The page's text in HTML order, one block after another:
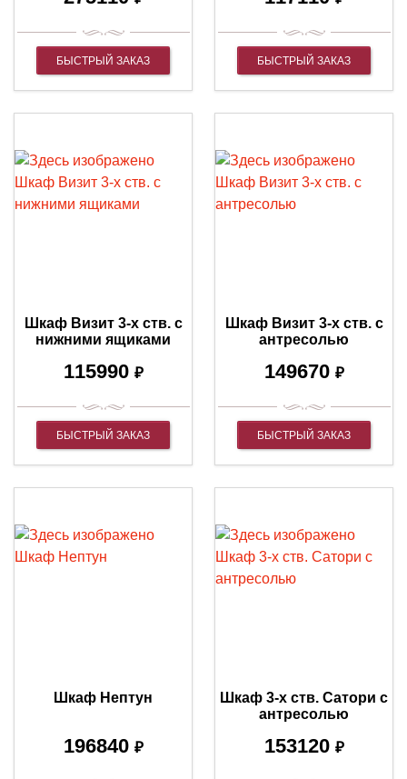
БЫСТРЫЙ ЗАКАЗ БЫСТРЫЙ ЗАКАЗ
Шкаф Визит 3-х ств. с
нижними ящиками
115990 ₽
БЫСТРЫЙ ЗАКАЗ
Шкаф Визит 3-х ств. с
антресолью
149670 ₽
БЫСТРЫЙ ЗАКАЗ
Шкаф Нептун
196840 ₽
Шкаф 3-х ств. Сатори с
антресолью
153120 ₽